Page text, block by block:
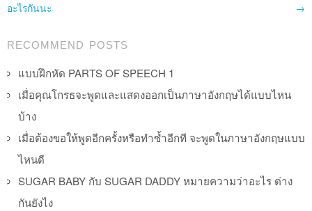
อะไรกันนะ
→
RECOMMEND POSTS
แบบฝึกหัด PARTS OF SPEECH 1
เมื่อคุณโกรธจะพูดและแสดงออกเป็นภาษาอังกฤษได้แบบไหน
บ้าง
เมื่อต้องขอให้พูดอีกครั้งหรือทำซ้ำอีกที จะพูดในภาษาอังกฤษแบบ
ไหนดี
SUGAR BABY กับ SUGAR DADDY หมายความว่าอะไร ต่าง
กันยังไง